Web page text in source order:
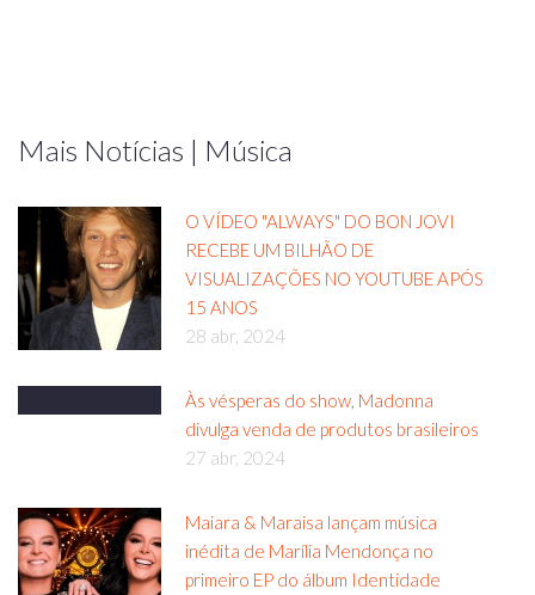
Mais Notícias | Música
O VÍDEO "ALWAYS" DO BON JOVI
RECEBE UM BILHÃO DE
VISUALIZAÇÕES NO YOUTUBE APÓS
15 ANOS
28 abr, 2024
Às vésperas do show, Madonna
divulga venda de produtos brasileiros
27 abr, 2024
Maiara & Maraisa lançam música
inédita de Marília Mendonça no
primeiro EP do álbum Identidade